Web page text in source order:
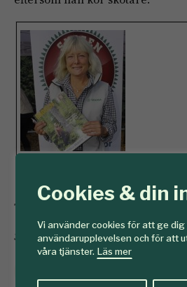
Cookies & din
Vi använder cookies för att ge dig
användarupplevelsen och för att
våra tjänster. Läs mer
Som skogsägare behöver jag en
Text och foto: Emily Karlsson
SKOGEN 9/2014